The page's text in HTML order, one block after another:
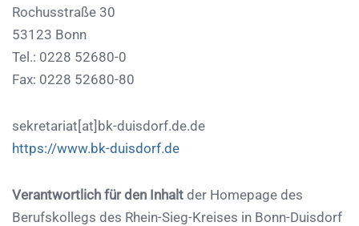
Rochusstraße 30
53123 Bonn
Tel.: 0228 52680-0
Fax: 0228 52680-80
sekretariat[at]bk-duisdorf.de.de
https://www.bk-duisdorf.de
Verantwortlich für den Inhalt der Homepage des
Berufskollegs des Rhein-Sieg-Kreises in Bonn-Duisdorf